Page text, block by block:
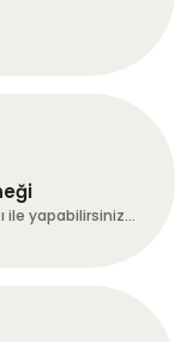
ile yapabilirsiniz...